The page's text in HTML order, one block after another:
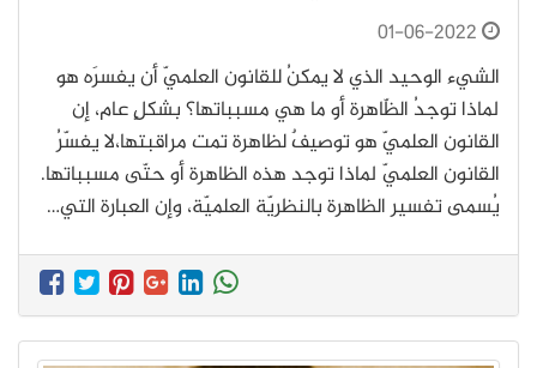
01-06-2022
الشيء الوحيد الذي لا يمكنُ للقانون العلميّ أن يفسرَه هو
لماذا توجدُ الظّاهرة أو ما هي مسبباتها؟ بشكلٍ عام، إن
القانون العلميّ هو توصيفٌ لظاهرة تمت مراقبتها،لا يفسّرُ
القانون العلميّ لماذا توجد هذه الظاهرة أو حتّى مسبباتها.
يُسمى تفسير الظاهرة بالنظريّة العلميّة، وإن العبارة التي…